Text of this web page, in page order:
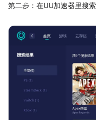
第二步：在UU加速器里搜